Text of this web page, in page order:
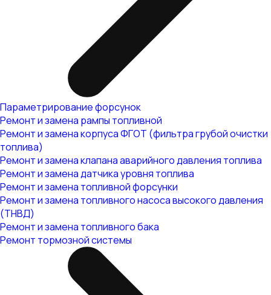
Параметрирование форсунок
Ремонт и замена рампы топливной
Ремонт и замена корпуса ФГОТ (фильтра грубой очистки
топлива)
Ремонт и замена клапана аварийного давления топлива
Ремонт и замена датчика уровня топлива
Ремонт и замена топливной форсунки
Ремонт и замена топливного насоса высокого давления
(ТНВД)
Ремонт и замена топливного бака
Ремонт тормозной системы